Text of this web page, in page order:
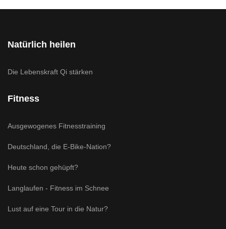
Natürlich heilen
Die Lebenskraft Qi stärken
Fitness
Ausgewogenes Fitnesstraining
Deutschland, die E-Bike-Nation?
Heute schon gehüpft?
Langlaufen - Fitness im Schnee
Lust auf eine Tour in die Natur?